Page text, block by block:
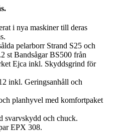
i nya maskiner till deras
pelarborr Strand S25 och
2 st Bandsågar BS500 från
Ejca inkl. Skyddsgrind för
inkl. Geringsanhåll och
planhyvel med komfortpaket
svarvskydd och chuck.
EPX 308.